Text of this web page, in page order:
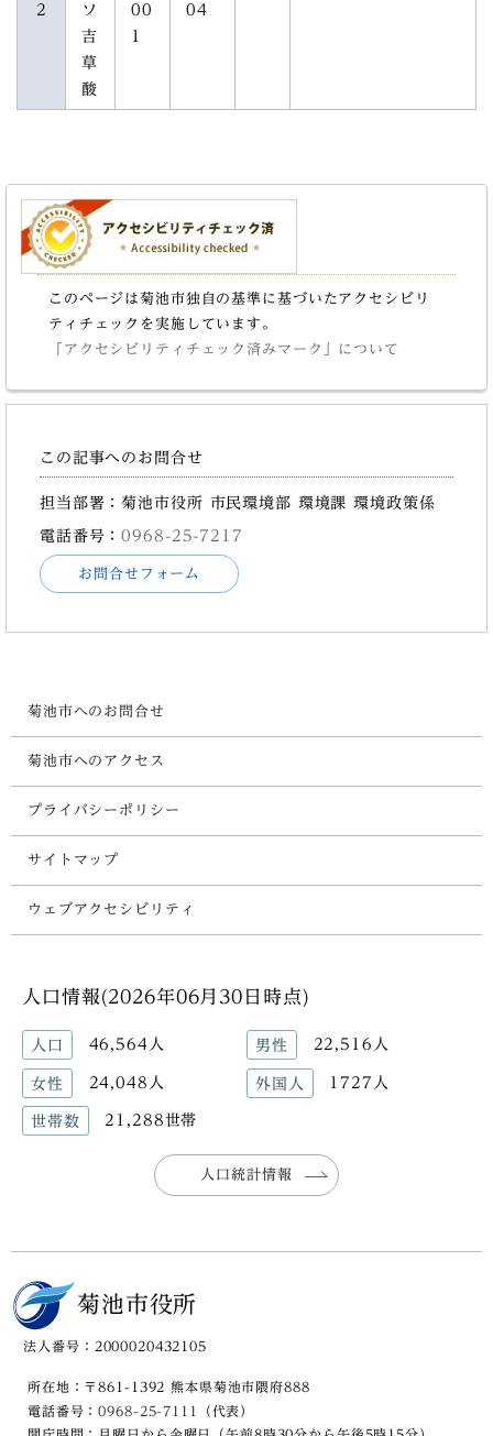
2
ソ
吉
草
酸
00
1
04
このページは菊池市独自の基準に基づいたアクセシビリ
ティチェックを実施しています。
「アクセシビリティチェック済みマーク」について
この記事へのお問合せ
担当部署：菊池市役所 市民環境部 環境課 環境政策係
電話番号：0968-25-7217
お問合せフォーム
菊池市へのお問合せ
菊池市へのアクセス
プライバシーポリシー
サイトマップ
ウェブアクセシビリティ
人口情報(2026年06月30日時点)
人口 46,564人 男性 22,516人
女性 24,048人 外国人 1727人
世帯数 21,288世帯
人口統計情報
菊池市役所
法人番号：2000020432105
所在地：〒861-1392 熊本県菊池市隈府888
電話番号：0968-25-7111
（代表）